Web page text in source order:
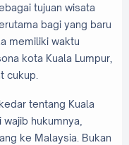
tujuan wisata
bagi yang baru
memiliki waktu
kota Kuala Lumpur,
cukup.
tentang Kuala
hukumnya,
ke Malaysia. Bukan